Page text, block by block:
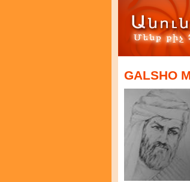
GALSHO